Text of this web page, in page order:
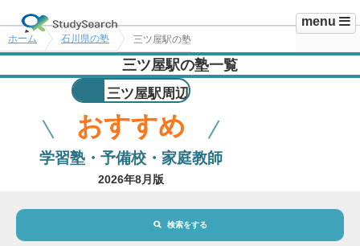
menu
ホーム 石川県の塾 三ツ屋駅の塾
三ツ屋駅の塾一覧
三ツ屋駅周辺
おすすめ
学習塾・予備校・家庭教師
2026年8月版
検索をする